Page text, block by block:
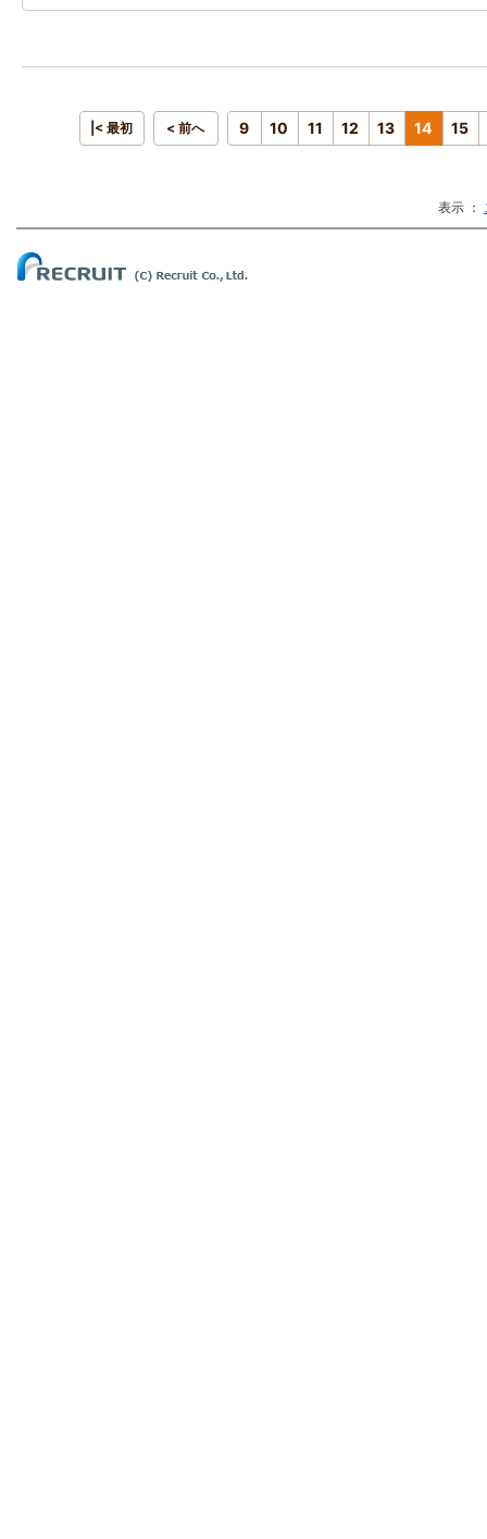
|< 最初 < 前へ 9 10 11 12 13 14 15
表示 ：